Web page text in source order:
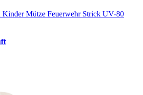
Kinder Mütze Feuerwehr Strick UV-80